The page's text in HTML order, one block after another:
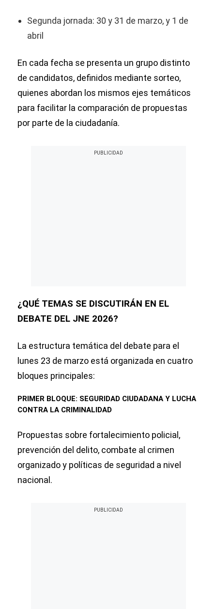
Segunda jornada: 30 y 31 de marzo, y 1 de
abril
En cada fecha se presenta un grupo distinto
de candidatos, definidos mediante sorteo,
quienes abordan los mismos ejes temáticos
para facilitar la comparación de propuestas
por parte de la ciudadanía.
¿QUÉ TEMAS SE DISCUTIRÁN EN EL
DEBATE DEL JNE 2026?
La estructura temática del debate para el
lunes 23 de marzo está organizada en cuatro
bloques principales:
PRIMER BLOQUE: SEGURIDAD CIUDADANA Y LUCHA
CONTRA LA CRIMINALIDAD
Propuestas sobre fortalecimiento policial,
prevención del delito, combate al crimen
organizado y políticas de seguridad a nivel
nacional.